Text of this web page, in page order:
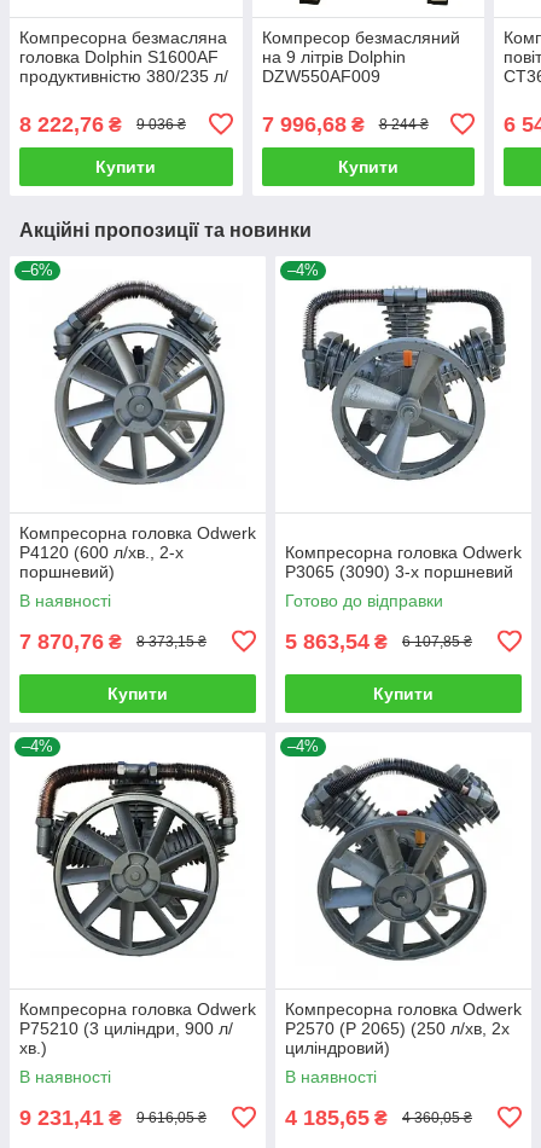
Компресорна безмасляна
головка Dolphin S1600AF
продуктивністю 380/235 л/
8 222,76 ₴ 9 036 ₴
Купити
Компресор безмасляний
на 9 літрів Dolphin
DZW550AF009
хв.
7 996,68₴ 8 244 ₴
Купити
6
Акційні пропозиції та новинки
–6%
Компресорна головка Odwerk
P4120 (600 л/хв., 2-х
поршневий)
В наявності
7 870,76 ₴ 8 373,15 ₴
Купити
–4%
Компресорна головка Odwerk
P3065 (3090) 3-х поршневий
Готово до відправки
5 863,54 ₴ 6 107,85 ₴
Купити
–4%
Компресорна головка Odwerk
P75210 (3 циліндри, 900 л/
хв.)
В наявності
9 231,41 ₴ 9 616,05 ₴
–4%
Компресорна головка Odwerk
P2570 (P 2065) (250 л/хв, 2х
циліндровий)
В наявності
4 185,65 ₴ 4 360,05 ₴